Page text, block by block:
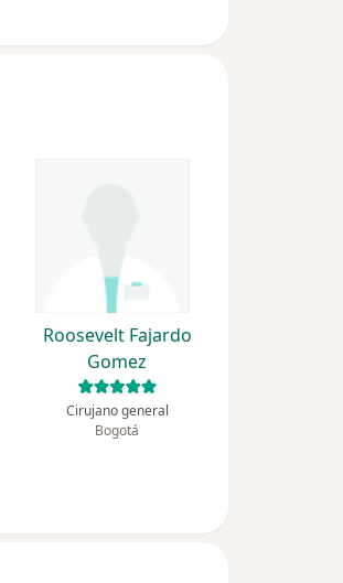
Roosevelt Fajardo
Gomez
Cirujano general
Bogotá